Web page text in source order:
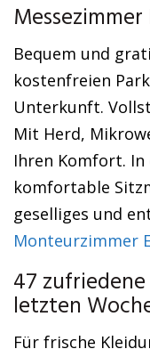
Bequem und
kostenfreien
Unterkunft.
Mit Herd,
Ihren Komfort. In
komfortable
geselliges und
Monteurzimmer
47
letzten
Für frische